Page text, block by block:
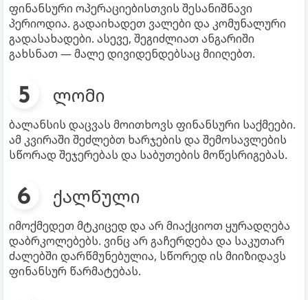
ფინანსური ოპერაციებისთვის შესანიშნავი
პერიოდია. გადაიხადეთ ვალები და კომუნალური
გადასახადები. ასევე, შეგიძლიათ ანგარიში
გახსნათ — მალე დივიდენდებსაც მიიღებთ.
ლომი
ბალანსის დაცვას მოითხოვს ფინანსური საქმეები.
ამ კვირაში შეძლებთ ხარჯების და შემოსავლების
სწორად შეჯერებას და საბუთების მოწესრიგებას.
ქალწული
იმოქმედეთ მტკიცედ და არ მიაქციოთ ყურადღება
დაბრკოლებებს. ვინც არ გაჩერდება და საკუთარ
ძალებში დარწმუნებულია, სწორედ ის მიიზიდავს
ფინანსურ წარმატებას.